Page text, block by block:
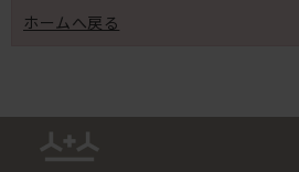
ホームへ戻る